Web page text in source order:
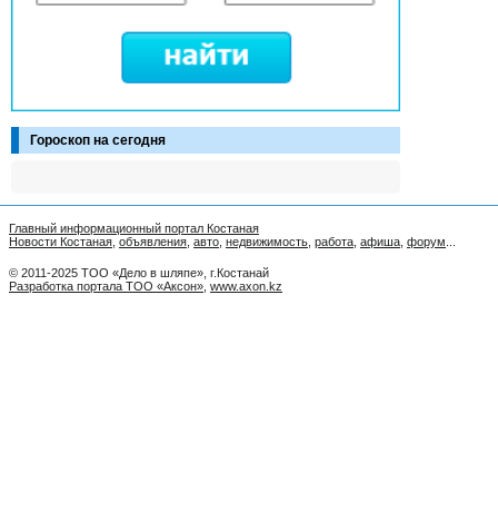
Гороскоп на сегодня
Главный информационный портал Костаная
Новости Костаная объявления авто недвижимость работа афиша форум
© 2011-2025 ТОО «Дело в шляпе», г.Костанай
Разработка портала ТОО «Аксон» www.axon.kz